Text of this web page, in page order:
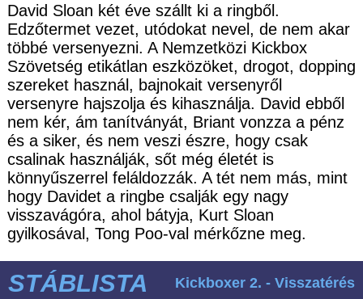
David Sloan két éve szállt ki a ringből.
Edzőtermet vezet, utódokat nevel, de nem akar
többé versenyezni. A Nemzetközi Kickbox
Szövetség etikátlan eszközöket, drogot, dopping
szereket használ, bajnokait versenyről
versenyre hajszolja és kihasználja. David ebből
nem kér, ám tanítványát, Briant vonzza a pénz
és a siker, és nem veszi észre, hogy csak
csalinak használják, sőt még életét is
könnyűszerrel feláldozzák. A tét nem más, mint
hogy Davidet a ringbe csalják egy nagy
visszavágóra, ahol bátyja, Kurt Sloan
gyilkosával, Tong Poo-val mérkőzne meg.
STÁBLISTA Kickboxer 2. - Visszatérés